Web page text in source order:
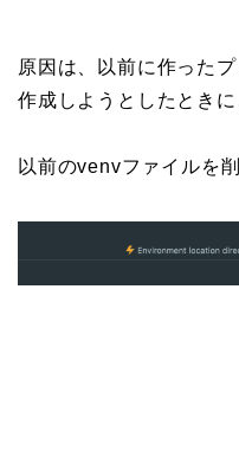
原因は、以前に作った
作成しようとしたときに
以前のvenvファイルを